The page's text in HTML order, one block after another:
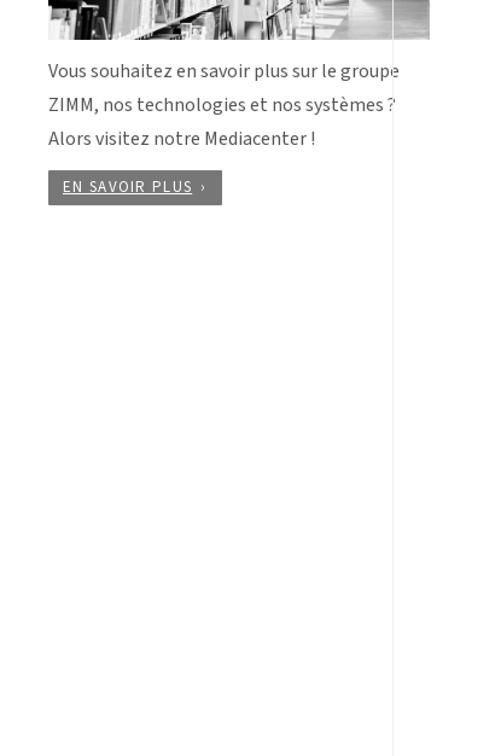
Vous souhaitez en savoir plus sur le groupe
ZIMM, nos technologies et nos systèmes ?
Alors visitez notre Mediacenter !
EN SAVOIR PLUS